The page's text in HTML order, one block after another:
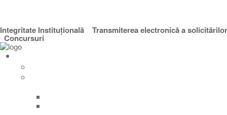
Integritate Instituțională Transmiterea electronică a solicitărilor
Concursuri